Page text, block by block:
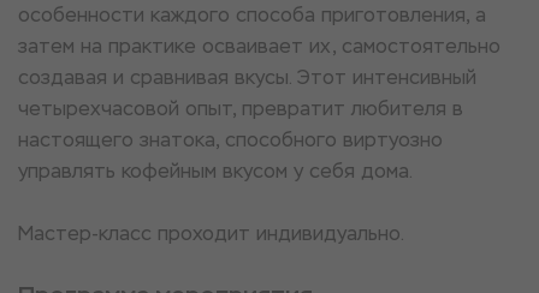
особенности каждого способа приготовления, а
затем на практике осваивает их, самостоятельно
создавая и сравнивая вкусы. Этот интенсивный
четырехчасовой опыт, превратит любителя в
настоящего знатока, способного виртуозно
управлять кофейным вкусом у себя дома.
Мастер-класс проходит индивидуально.